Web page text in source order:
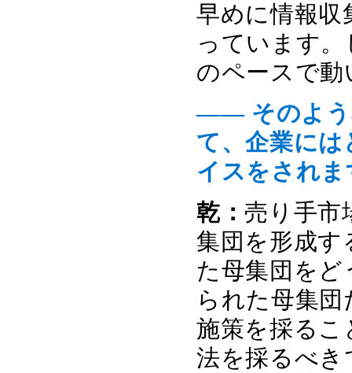
早めに情報収
っています
のペースで
―― そのよう
て、企業に
イスをされま
乾： 売り手市
集団を形成
た母集団を
られた母集
施策を採るこ
法を採るべ